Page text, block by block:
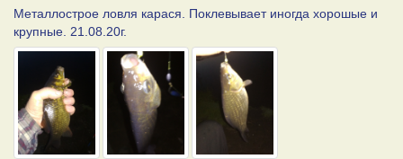
Металлострое ловля карася. Поклевывает иногда хорошые и
крупные. 21.08.20г.